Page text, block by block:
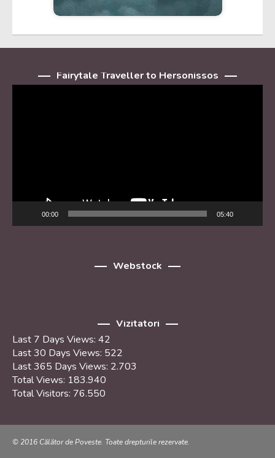
Fairytale Traveller to Hersonissos
00:00 05:40
Webstock
Vizitatori
Last 7 Days Views: 42
Last 30 Days Views: 522
Last 365 Days Views: 2.703
Total Views: 183.940
Total Visitors: 76.550
© 2016 Călător de Poveste. Toate drepturile rezervate.